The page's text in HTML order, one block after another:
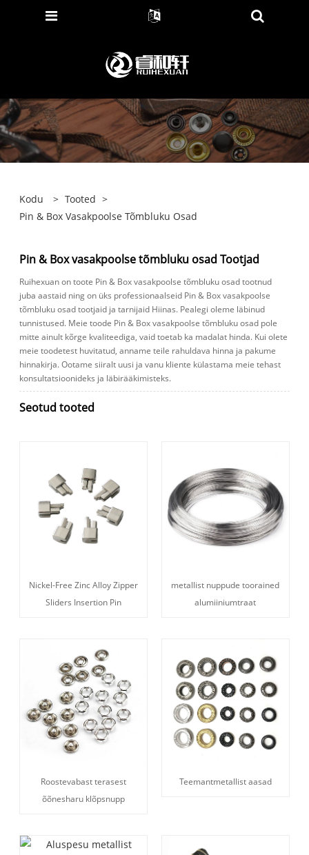
Kodu > Tooted >
Pin & Box Vasakpoolse Tõmbluku Osad
Pin & Box vasakpoolse tõmbluku osad Tootjad
Ruihexuan on toote Pin & Box vasakpoolse tõmbluku osad tootnud
juba aastaid ning on üks professionaalseid Pin & Box vasakpoolse
tõmbluku osad tootjaid ja tarnijaid Hiinas. Pealegi oleme läbinud
tunnistused. Meie toode Pin & Box vasakpoolse tõmbluku osad pole
mitte ainult kõrge kvaliteediga, vaid toetab ka madalat hinda. Kui olete
meie toodetest huvitatud, anname teile rahuldava hinna ja pakume
hinnakirja. Ootame siiralt uusi ja vanu kliente külastama meie tehast
konsultatsioonideks ja läbirääkimisteks.
Seotud tooted
Nickel-Free Zinc Alloy Zipper
Sliders Insertion Pin
metallist nuppude toorained
alumiiniumtraat
Roostevabast terasest
õõnesharu klõpsnupp
Teemantmetallist aasad